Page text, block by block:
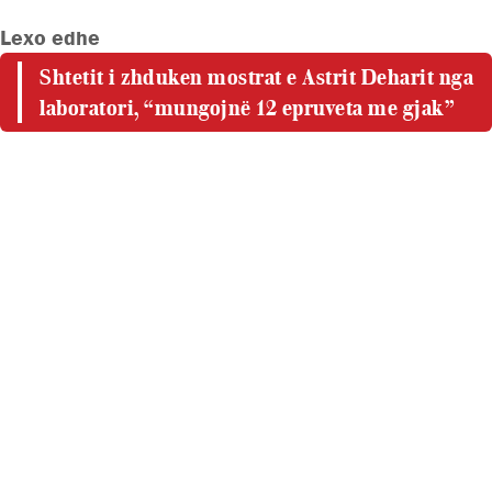
Lexo edhe
Shtetit i zhduken mostrat e Astrit Deharit nga
laboratori, “mungojnë 12 epruveta me gjak”